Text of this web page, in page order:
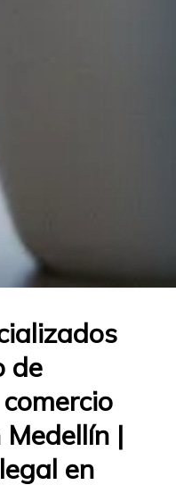
de
|
en